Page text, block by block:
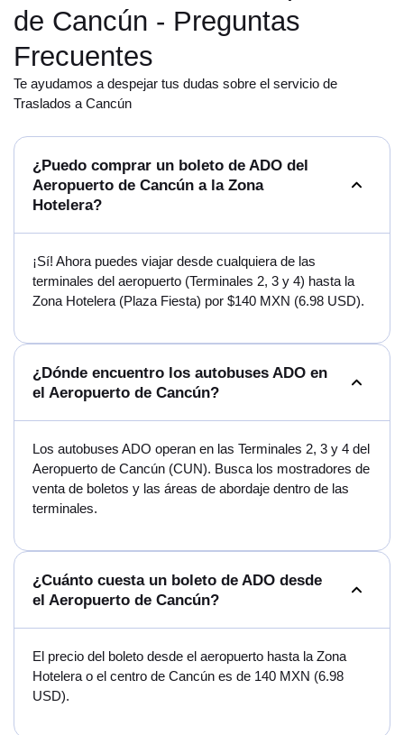
de Cancún - Preguntas
Frecuentes
Te ayudamos a despejar tus dudas sobre el servicio de
Traslados a Cancún
¿Puedo comprar un boleto de ADO del
Aeropuerto de Cancún a la Zona
Hotelera?
¡Sí! Ahora puedes viajar desde cualquiera de las
terminales del aeropuerto (Terminales 2, 3 y 4) hasta la
Zona Hotelera (Plaza Fiesta) por $140 MXN (6.98 USD).
¿Dónde encuentro los autobuses ADO en
el Aeropuerto de Cancún?
Los autobuses ADO operan en las Terminales 2, 3 y 4 del
Aeropuerto de Cancún (CUN). Busca los mostradores de
venta de boletos y las áreas de abordaje dentro de las
terminales.
¿Cuánto cuesta un boleto de ADO desde
el Aeropuerto de Cancún?
El precio del boleto desde el aeropuerto hasta la Zona
Hotelera o el centro de Cancún es de 140 MXN (6.98
USD).